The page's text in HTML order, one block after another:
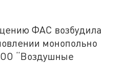
ФАС возбудила
монопольно
“Воздушные